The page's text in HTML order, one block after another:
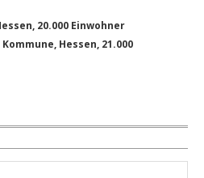
20.000 Einwohner
Hessen, 21.000